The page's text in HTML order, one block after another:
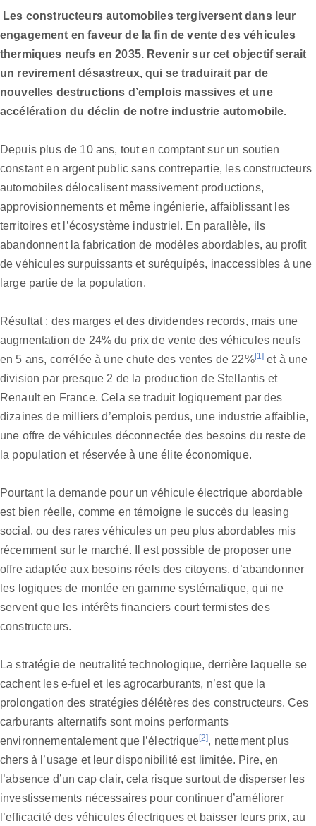
Les constructeurs automobiles tergiversent dans leur
engagement en faveur de la fin de vente des véhicules
thermiques neufs en 2035. Revenir sur cet objectif serait
un revirement désastreux, qui se traduirait par de
nouvelles destructions d’emplois massives et une
accélération du déclin de notre industrie automobile.
Depuis plus de 10 ans, tout en comptant sur un soutien
constant en argent public sans contrepartie, les constructeurs
automobiles délocalisent massivement productions,
approvisionnements et même ingénierie, affaiblissant les
territoires et l’écosystème industriel. En parallèle, ils
abandonnent la fabrication de modèles abordables, au profit
de véhicules surpuissants et suréquipés, inaccessibles à une
large partie de la population.
Résultat : des marges et des dividendes records, mais une
augmentation de 24% du prix de vente des véhicules neufs
en 5 ans, corrélée à une chute des ventes de 22%[1] et à une
division par presque 2 de la production de Stellantis et
Renault en France. Cela se traduit logiquement par des
dizaines de milliers d’emplois perdus, une industrie affaiblie,
une offre de véhicules déconnectée des besoins du reste de
la population et réservée à une élite économique.
Pourtant la demande pour un véhicule électrique abordable
est bien réelle, comme en témoigne le succès du leasing
social, ou des rares véhicules un peu plus abordables mis
récemment sur le marché. Il est possible de proposer une
offre adaptée aux besoins réels des citoyens, d’abandonner
les logiques de montée en gamme systématique, qui ne
servent que les intérêts financiers court termistes des
constructeurs.
La stratégie de neutralité technologique, derrière laquelle se
cachent les e-fuel et les agrocarburants, n’est que la
prolongation des stratégies délétères des constructeurs. Ces
carburants alternatifs sont moins performants
environnementalement que l’électrique[2], nettement plus
chers à l’usage et leur disponibilité est limitée. Pire, en
l’absence d’un cap clair, cela risque surtout de disperser les
investissements nécessaires pour continuer d’améliorer
l’efficacité des véhicules électriques et baisser leurs prix, au